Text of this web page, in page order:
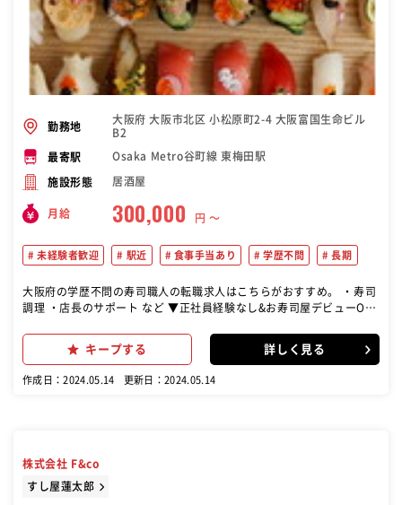
勤務地
大阪府 大阪市北区 小松原町2-4 大阪富国生命ビル
B2
最寄駅 Osaka Metro谷町線 東梅田駅
施設形態 居酒屋
月給 300,000 円 〜
未経験者歓迎 駅近 食事手当あり 学歴不問 長期
大阪府の学歴不問の寿司職人の転職求人はこちらがおすすめ。 ・寿司
調理 ・店長のサポート など ▼正社員経験なし&お寿司屋デビューO
事できますよ◎ 寿司職人のスキルを丁寧にお教えするのでしっかりと
技術力が磨けます！
キープする 詳しく見る
作成日：2024.05.14 更新日：2024.05.14
株式会社 F&co
すし屋蓮太郎